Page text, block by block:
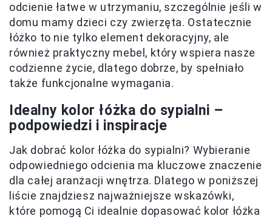
odcienie łatwe w utrzymaniu, szczególnie jeśli w
domu mamy dzieci czy zwierzęta. Ostatecznie
łóżko to nie tylko element dekoracyjny, ale
również praktyczny mebel, który wspiera nasze
codzienne życie, dlatego dobrze, by spełniało
także funkcjonalne wymagania.
Idealny kolor łóżka do sypialni –
podpowiedzi i inspiracje
Jak dobrać kolor łóżka do sypialni? Wybieranie
odpowiedniego odcienia ma kluczowe znaczenie
dla całej aranżacji wnętrza. Dlatego w poniższej
liście znajdziesz najważniejsze wskazówki,
które pomogą Ci idealnie dopasować kolor łóżka